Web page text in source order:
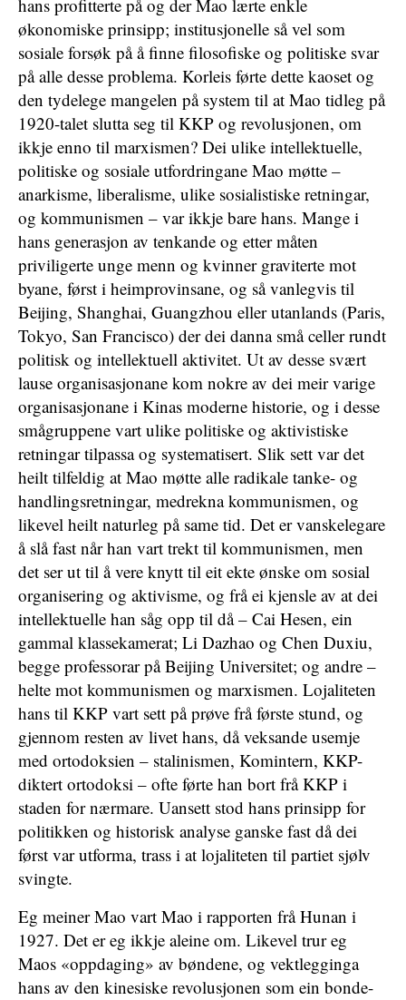
hans profitterte på og der Mao lærte enkle
økonomiske prinsipp; institusjonelle så vel som
sosiale forsøk på å finne filosofiske og politiske svar
på alle desse problema. Korleis førte dette kaoset og
den tydelege mangelen på system til at Mao tidleg på
1920-talet slutta seg til KKP og revolusjonen, om
ikkje enno til marxismen? Dei ulike intellektuelle,
politiske og sosiale utfordringane Mao møtte –
anarkisme, liberalisme, ulike sosialistiske retningar,
og kommunismen – var ikkje bare hans. Mange i
hans generasjon av tenkande og etter måten
priviligerte unge menn og kvinner graviterte mot
byane, først i heimprovinsane, og så vanlegvis til
Beijing, Shanghai, Guangzhou eller utanlands (Paris,
Tokyo, San Francisco) der dei danna små celler rundt
politisk og intellektuell aktivitet. Ut av desse svært
lause organisasjonane kom nokre av dei meir varige
organisasjonane i Kinas moderne historie, og i desse
smågruppene vart ulike politiske og aktivistiske
retningar tilpassa og systematisert. Slik sett var det
heilt tilfeldig at Mao møtte alle radikale tanke- og
handlingsretningar, medrekna kommunismen, og
likevel heilt naturleg på same tid. Det er vanskelegare
å slå fast når han vart trekt til kommunismen, men
det ser ut til å vere knytt til eit ekte ønske om sosial
organisering og aktivisme, og frå ei kjensle av at dei
intellektuelle han såg opp til då – Cai Hesen, ein
gammal klassekamerat; Li Dazhao og Chen Duxiu,
begge professorar på Beijing Universitet; og andre –
helte mot kommunismen og marxismen. Lojaliteten
hans til KKP vart sett på prøve frå første stund, og
gjennom resten av livet hans, då veksande usemje
med ortodoksien – stalinismen, Komintern, KKP-
diktert ortodoksi – ofte førte han bort frå KKP i
staden for nærmare. Uansett stod hans prinsipp for
politikken og historisk analyse ganske fast då dei
først var utforma, trass i at lojaliteten til partiet sjølv
svingte.
Eg meiner Mao vart Mao i rapporten frå Hunan i
1927. Det er eg ikkje aleine om. Likevel trur eg
Maos «oppdaging» av bøndene, og vektlegginga
hans av den kinesiske revolusjonen som ein bonde-